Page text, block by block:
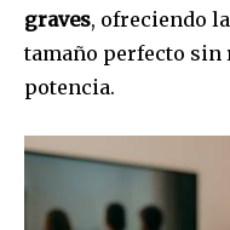
graves, ofreciendo
tamaño perfecto
potencia.